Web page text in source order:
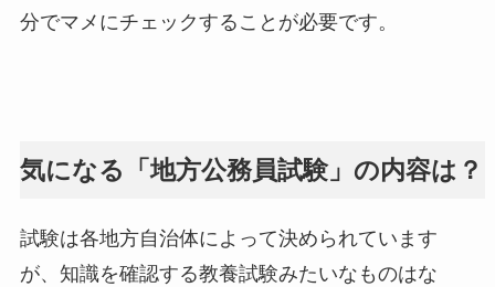
分でマメにチェックすることが必要です。
気になる「地方公務員試験」の内容は？
試験は各地方自治体によって決められています
が、知識を確認する教養試験みたいなものはな